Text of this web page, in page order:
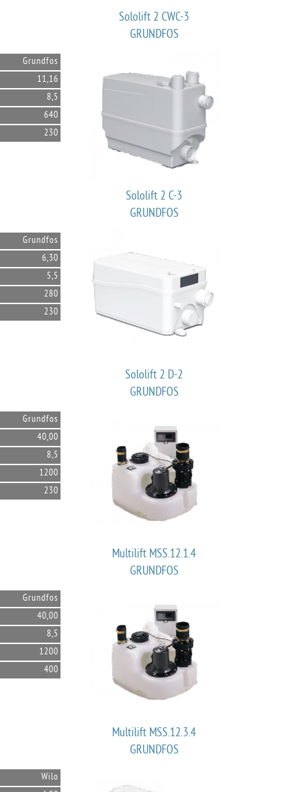
Sololift 2 CWC-3
GRUNDFOS
Grundfos
11,16
8,5
640
230
Sololift 2 C-3
GRUNDFOS
Grundfos
6,30
5,5
280
230
Sololift 2 D-2
GRUNDFOS
Grundfos
40,00
8,5
1200
230
Multilift MSS.12.1.4
GRUNDFOS
Grundfos
40,00
8,5
1200
400
Multilift MSS.12.3.4
GRUNDFOS
Wilo